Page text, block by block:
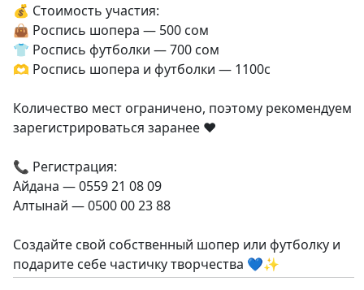
💰 Стоимость участия:
👜 Роспись шопера — 500 сом
👕 Роспись футболки — 700 сом
🫶 Роспись шопера и футболки — 1100с
Количество мест ограничено, поэтому рекомендуем
зарегистрироваться заранее ❤️
📞 Регистрация:
Айдана — 0559 21 08 09
Алтынай — 0500 00 23 88
Создайте свой собственный шопер или футболку и
подарите себе частичку творчества 💙✨